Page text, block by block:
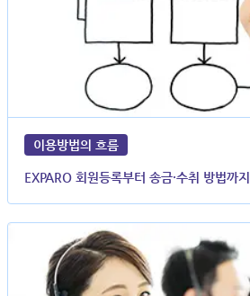
이용방법의 흐름
EXPARO 회원등록부터 송금·수취 방법까